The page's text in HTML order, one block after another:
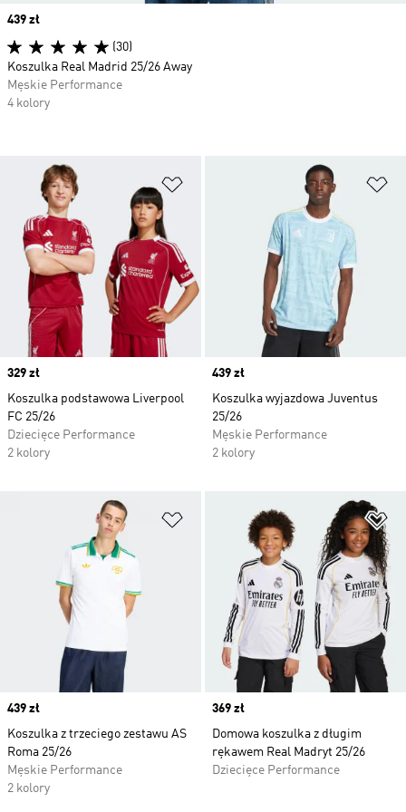
Dodaj do listy życzeń
Price
329 zł
Koszulka podstawowa Liverpool
FC 25/26
Dziecięce Performance
2 kolory
Price
439 zł
Koszulka wyjazdowa Juventus
25/26
Męskie Performance
2 kolory
Dodaj do listy życzeń
Price
439 zł
Koszulka z trzeciego zestawu AS
Roma 25/26
Męskie Performance
2 kolory
Price
369 zł
Domowa koszulka z długim
rękawem Real Madryt 25/26
Dziecięce Performance
Price
439 zł
(30)
Koszulka Real Madrid 25/26 Away
Męskie Performance
4 kolory